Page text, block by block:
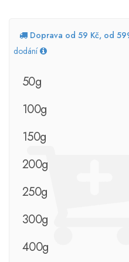
Doprava od 59 Kč, od
dodání
50g
100g
150g
200g
250g
300g
400g